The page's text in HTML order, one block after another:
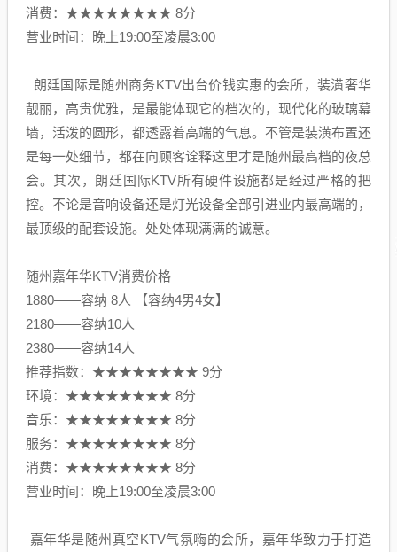
消费：★★★★★★★★ 8分
营业时间：晚上19:00至凌晨3:00
朗廷国际是随州商务KTV出台价钱实惠的会所，装潢奢华
靓丽，高贵优雅，是最能体现它的档次的，现代化的玻璃幕
墙，活泼的圆形，都透露着高端的气息。不管是装潢布置还
是每一处细节，都在向顾客诠释这里才是随州最高档的夜总
会。其次，朗廷国际KTV所有硬件设施都是经过严格的把
控。不论是音响设备还是灯光设备全部引进业内最高端的，
最顶级的配套设施。处处体现满满的诚意。
随州嘉年华KTV消费价格
1880——容纳 8人 【容纳4男4女】
2180——容纳10人
2380——容纳14人
推荐指数：★★★★★★★★ 9分
环境：★★★★★★★★ 8分
音乐：★★★★★★★★ 8分
服务：★★★★★★★★ 8分
消费：★★★★★★★★ 8分
营业时间：晚上19:00至凌晨3:00
嘉年华是随州真空KTV气氛嗨的会所，嘉年华致力于打造